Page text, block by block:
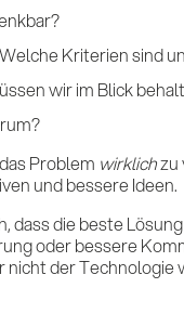
Kriterien sind
wir im Blick
Problem wirklichzu
und bessere Ideen.
dass die beste
oder bessere
der Technologie